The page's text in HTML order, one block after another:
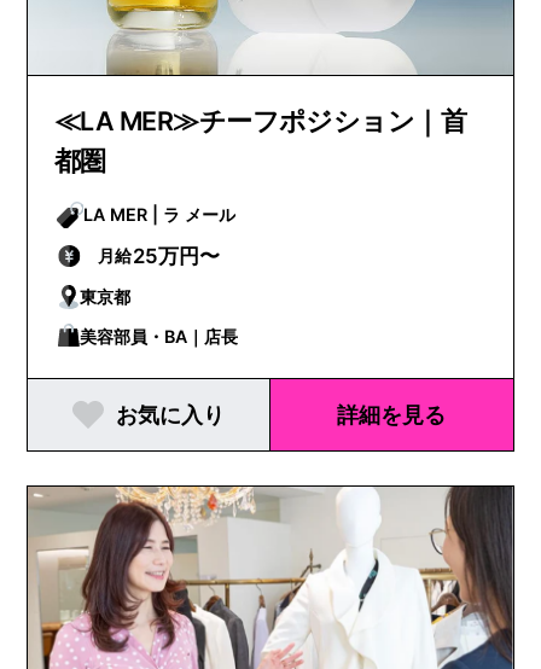
≪LA MER≫チーフポジション｜首
都圏
LA MER | ラ メール
月給25万円〜
東京都
美容部員・BA｜店長
お気に入り 詳細を見る